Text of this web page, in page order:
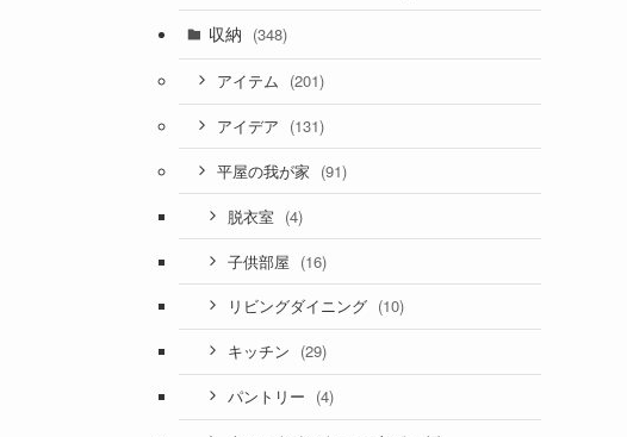
収納 (348)
アイテム (201)
アイデア (131)
平屋の我が家 (91)
脱衣室 (4)
子供部屋 (16)
リビングダイニング (10)
キッチン (29)
パントリー (4)